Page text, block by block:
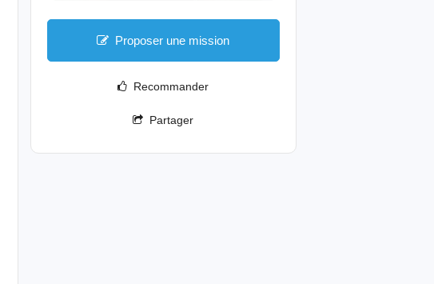
Proposer une mission
Recommander
Partager